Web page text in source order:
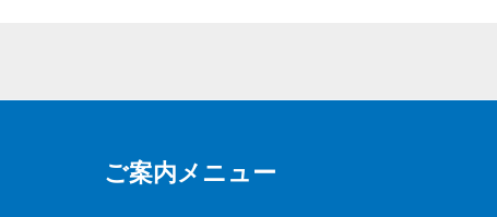
ご案内メニュー